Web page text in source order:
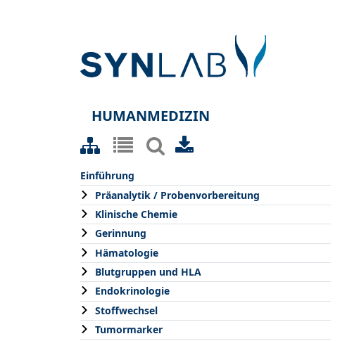
HUMANMEDIZIN
Einführung
Präanalytik / Probenvorbereitung
Klinische Chemie
Gerinnung
Hämatologie
Blutgruppen und HLA
Endokrinologie
Stoffwechsel
Tumormarker